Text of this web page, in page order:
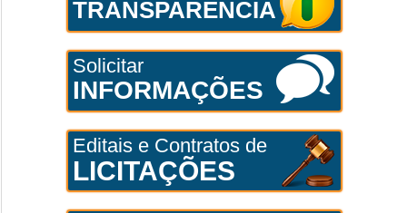
TRANSPARÊNCIA
Solicitar
INFORMAÇÕES
Editais e Contratos de
LICITAÇÕES